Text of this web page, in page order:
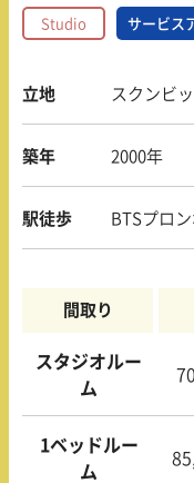
Studio サービス
立地 スクンビ
築年 2000年
駅徒歩 BTSプロ
間取り
スタジオルー
ム
1ベッドルー
ム